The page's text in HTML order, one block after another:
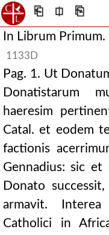
⎗ ⎅ ⎘
In Librum Primum.
1133D
Pag. 1. Ut
Donatistarum
haeresim
Catal. et eodem
factionis
Gennadius: sic et
Donato
armavit.
Catholici in